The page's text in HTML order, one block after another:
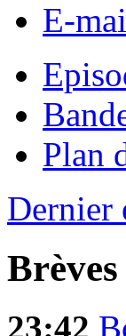
E-
Plan
Dernier
23:42